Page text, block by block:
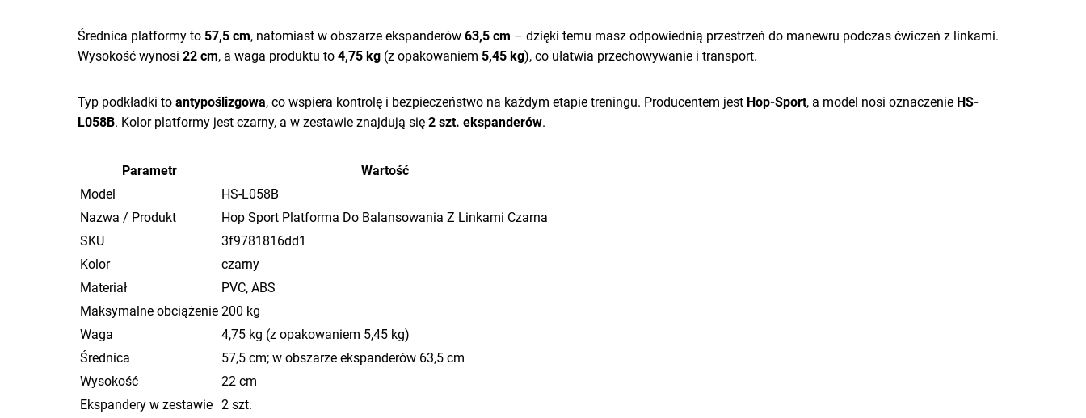
Średnica platformy to 57,5 cm, natomiast w obszarze ekspanderów 63,5 cm – dzięki temu masz odpowiednią przestrzeń do manewru podczas ćwiczeń z linkami.
Wysokość wynosi 22 cm, a waga produktu to 4,75 kg (z opakowaniem 5,45 kg), co ułatwia przechowywanie i transport.
Typ podkładki to antypoślizgowa, co wspiera kontrolę i bezpieczeństwo na każdym etapie treningu. Producentem jest Hop-Sport, a model nosi oznaczenie HS-
L058B. Kolor platformy jest czarny, a w zestawie znajdują się 2 szt. ekspanderów.
Parametr
Wartość
Model
HS-L058B
Nazwa / Produkt
Hop Sport Platforma Do Balansowania Z Linkami Czarna
SKU
3f9781816dd1
Kolor
czarny
Materiał
PVC, ABS
Maksymalne obciążenie 200 kg
Waga
4,75 kg (z opakowaniem 5,45 kg)
Średnica
57,5 cm; w obszarze ekspanderów 63,5 cm
Wysokość
22 cm
Ekspandery w zestawie 2 szt.